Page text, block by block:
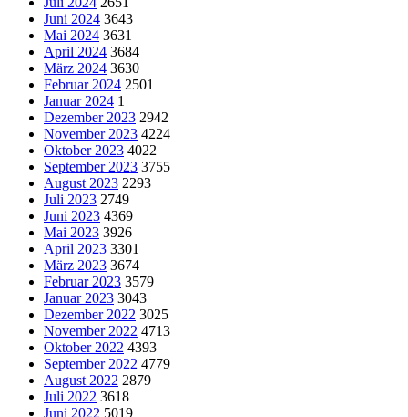
Juni 2024 3643
Mai 2024 3631
April 2024 3684
März 2024 3630
Februar 2024 2501
Januar 2024 1
Dezember 2023 2942
November 2023 4224
Oktober 2023 4022
September 2023 3755
August 2023 2293
Juli 2023 2749
Juni 2023 4369
Mai 2023 3926
April 2023 3301
März 2023 3674
Februar 2023 3579
Januar 2023 3043
Dezember 2022 3025
November 2022 4713
Oktober 2022 4393
September 2022 4779
August 2022 2879
Juli 2022 3618
Juni 2022 5019